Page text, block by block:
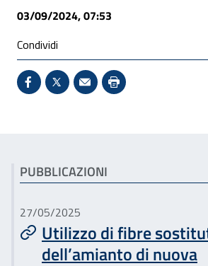
03/09/2024, 07:53
Condividi
Condividi su Facebook - Sito
X - Sito esterno - Apertura
Invio Mail: apre il
Stampa pagina:
Articoli correlati
PUBBLICAZIONI
27/05/2025
Utilizzo di fibre
dell’amianto di nuova